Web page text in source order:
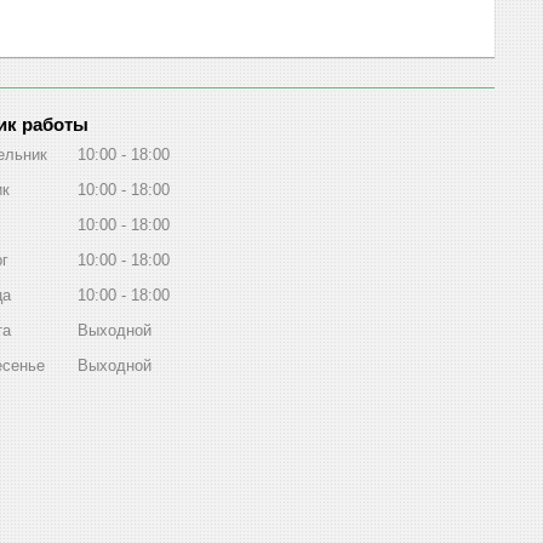
работы
10:00
18:00
10:00
18:00
10:00
18:00
10:00
18:00
10:00
18:00
Выходной
Выходной